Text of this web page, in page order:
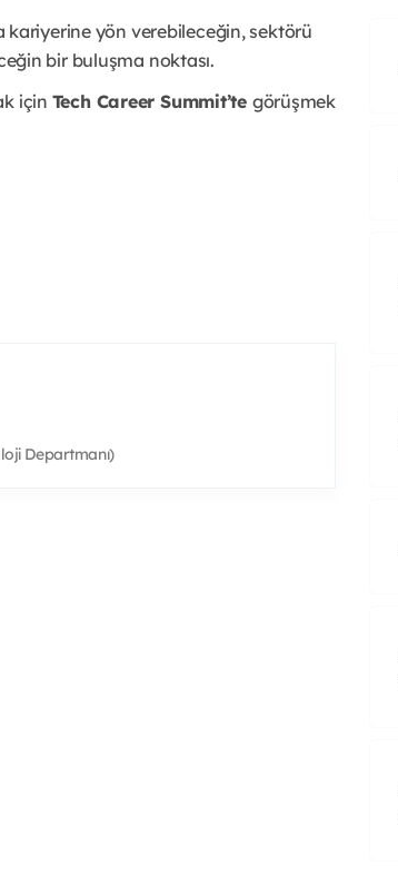
kariyerine yön verebileceğin, sektörü
bir buluşma noktası.
için Tech Career Summit’te görüşmek
Departmanı)